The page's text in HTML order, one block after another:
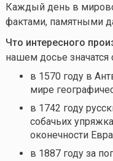
Каждый день в
фактами, памятными
Что интересного
нашем досье
в 1570 году в
мире
в 1742 году
собачьих
оконечности
в 1887 году за